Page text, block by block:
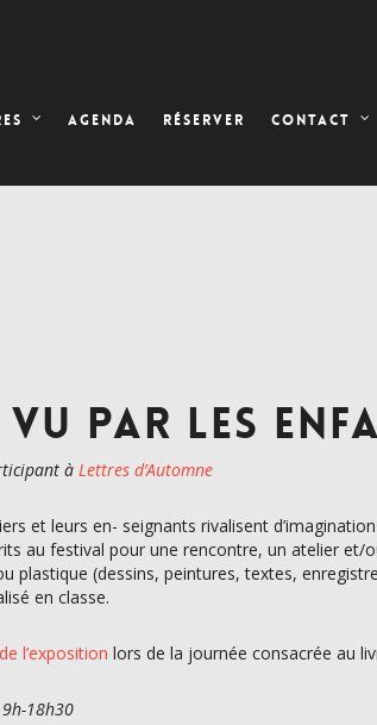
AGENDA RÉSERVER CONTACT
PAR LES
àLettres d’Automne
et leurs en- seignants rivalisent
au festival pour une rencontre, un atelier et/
plastique (dessins, peintures, textes,
en classe.
l’exposition lors de la journée consacrée au
18h30